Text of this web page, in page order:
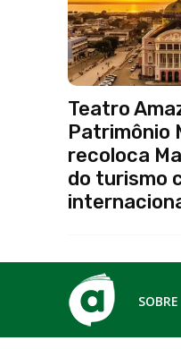
Teatro
Patrimônio
recoloca
do turismo
SOBRE